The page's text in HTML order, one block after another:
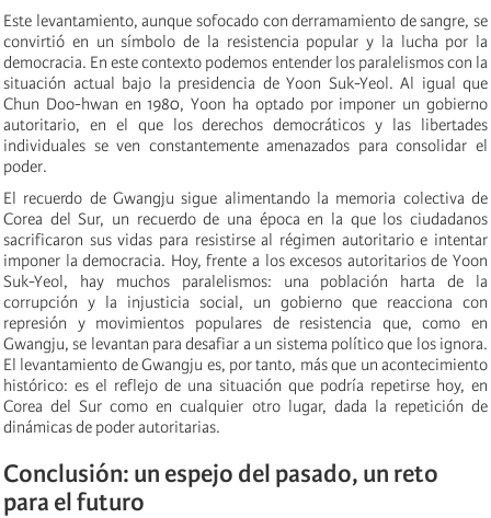
Este levantamiento, aunque sofocado con derramamiento de sangre, se
convirtió en un símbolo de la resistencia popular y la lucha por la
democracia. En este contexto podemos entender los paralelismos con la
situación actual bajo la presidencia de Yoon Suk-Yeol. Al igual que
Chun Doo-hwan en 1980, Yoon ha optado por imponer un gobierno
autoritario, en el que los derechos democráticos y las libertades
individuales se ven constantemente amenazados para consolidar el
poder.
El recuerdo de Gwangju sigue alimentando la memoria colectiva de
Corea del Sur, un recuerdo de una época en la que los ciudadanos
sacrificaron sus vidas para resistirse al régimen autoritario e intentar
imponer la democracia. Hoy, frente a los excesos autoritarios de Yoon
Suk-Yeol, hay muchos paralelismos: una población harta de la
corrupción y la injusticia social, un gobierno que reacciona con
represión y movimientos populares de resistencia que, como en
Gwangju, se levantan para desafiar a un sistema político que los ignora.
El levantamiento de Gwangju es, por tanto, más que un acontecimiento
histórico: es el reflejo de una situación que podría repetirse hoy, en
Corea del Sur como en cualquier otro lugar, dada la repetición de
dinámicas de poder autoritarias.
Conclusión: un espejo del pasado, un reto
para el futuro